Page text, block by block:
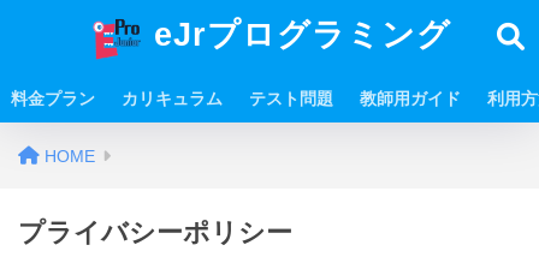
eJrプログラミング
料金プラン カリキュラム テスト問題 教師用ガイド 利用
HOME
プライバシーポリシー